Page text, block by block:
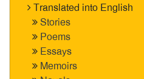
Translated into English
Stories
Poems
Essays
Memoirs